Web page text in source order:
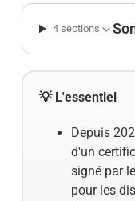
4 sections
💡 L'essentiel
Depuis
d'un
signé par
pour les